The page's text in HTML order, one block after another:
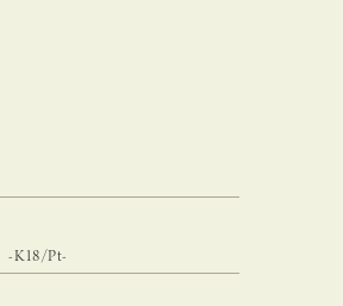
島ひかりの
ョンブランド
誕生のお知らせ 山際恵美子さん × CAS
K18/Pt-